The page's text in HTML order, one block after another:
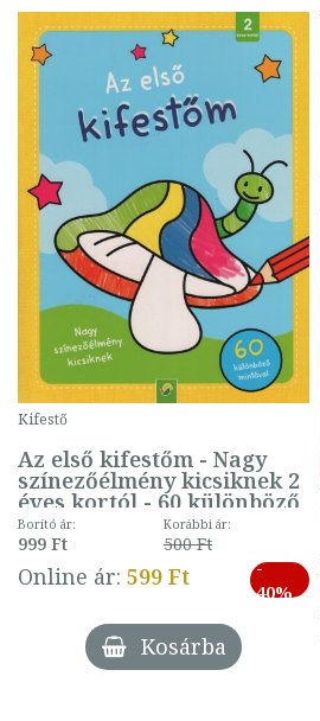
Kifestő
Az első kifestőm - Nagy
színezőélmény kicsiknek 2
éves kortól - 60 különböző
mintával (gombás)
Borító ár:
999 Ft
Korábbi ár:
500 Ft
Online ár: 599 Ft
-
40%
Kosárba